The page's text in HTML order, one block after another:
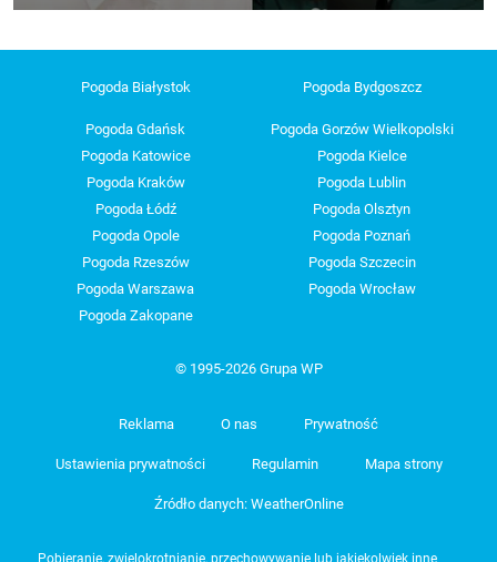
Pogoda Białystok Pogoda Bydgoszcz
Pogoda Gdańsk
Pogoda Gorzów Wielkopolski
Pogoda Katowice
Pogoda Kielce
Pogoda Kraków
Pogoda Lublin
Pogoda Łódź
Pogoda Olsztyn
Pogoda Opole
Pogoda Poznań
Pogoda Rzeszów
Pogoda Szczecin
Pogoda Warszawa
Pogoda Wrocław
Pogoda Zakopane
© 1995-2026 Grupa WP
Reklama O nas Prywatność
Ustawienia prywatności Regulamin Mapa strony
Źródło danych: WeatherOnline
Pobieranie, zwielokrotnianie, przechowywanie lub jakiekolwiek inne